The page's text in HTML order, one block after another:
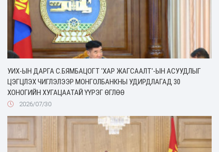
УИХ-ЫН ДАРГА С.БЯМБАЦОГТ 'ХАР ЖАГСААЛТ'-ЫН АСУУДЛЫГ
ЦЭГЦЛЭХ ЧИГЛЭЛЭЭР МОНГОЛБАНКНЫ УДИРДЛАГАД 30
ХОНОГИЙН ХУГАЦААТАЙ ҮҮРЭГ ӨГЛӨӨ
2026/07/30